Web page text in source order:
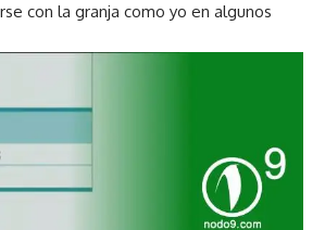
con la granja como yo en algunos